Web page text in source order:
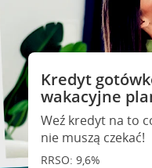
Kredyt
wakacyjne
Weź kredyt na to
nie muszą czekać!
RRSO: 9,6%